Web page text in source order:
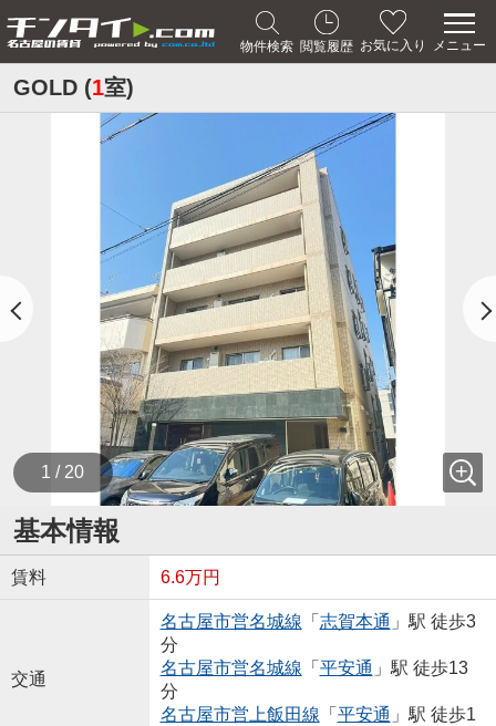
物件検索 閲覧履歴 お気に入り メニュー
GOLD (1室)
1 / 20
基本情報
賃料 6.6万円
交通
名古屋市営名城線 「 志賀本通 」駅 徒歩3
分
名古屋市営名城線 「 平安通 」駅 徒歩13
分
名古屋市営上飯田線 「 平安通 」駅 徒歩1